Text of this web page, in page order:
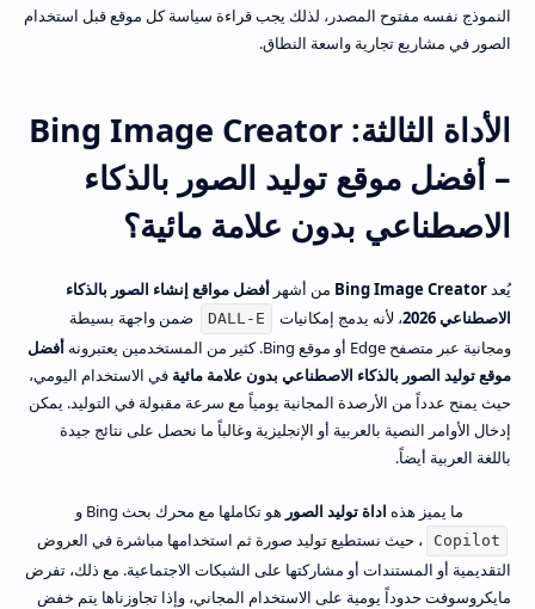
النموذج نفسه مفتوح المصدر، لذلك يجب قراءة سياسة كل موقع قبل استخدام
الصور في مشاريع تجارية واسعة النطاق.
الأداة الثالثة: Bing Image Creator
– أفضل موقع توليد الصور بالذكاء
الاصطناعي بدون علامة مائية؟
يُعدBing Image Creator من أشهر أفضل مواقع إنشاء الصور بالذكاء
الاصطناعي 2026
، لأنه يدمج إمكانيات DALL-E
ضمن واجهة بسيطة
ومجانية عبر متصفح Edge أو موقع Bing. كثير من المستخدمين يعتبرونه
أفضل
موقع توليد الصور بالذكاء الاصطناعي بدون علامة مائية في الاستخدام اليومي،
حيث يمنح عدداً من الأرصدة المجانية يومياً مع سرعة مقبولة في التوليد. يمكن
إدخال الأوامر النصية بالعربية أو الإنجليزية وغالباً ما نحصل على نتائج جيدة
باللغة العربية أيضاً.
ما يميز هذه اداة توليد الصور هو تكاملها مع محرك بحث Bing و
Copilot
، حيث نستطيع توليد صورة ثم استخدامها مباشرة في العروض
التقديمية أو المستندات أو مشاركتها على الشبكات الاجتماعية. مع ذلك، تفرض
مايكروسوفت حدوداً يومية على الاستخدام المجاني، وإذا تجاوزناها يتم خفض